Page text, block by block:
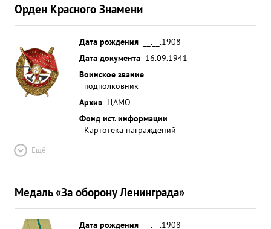
Орден Красного Знамени
Дата рождения
__.__.1908
Дата документа 16.09.1941
Воинское звание
подполковник
Архив ЦАМО
Фонд ист. информации
Картотека награждений
Ещё
Медаль «За оборону Ленинграда»
Дата рождения __.__.1908